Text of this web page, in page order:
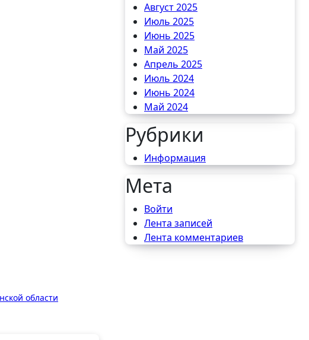
области
Август 2025
Июль 2025
Июнь 2025
Май 2025
Апрель 2025
Июль 2024
Июнь 2024
Май 2024
Рубрики
Информация
Мета
Войти
Лента записей
Лента комментариев